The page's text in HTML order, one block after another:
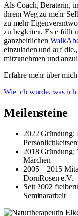
Als Coach, Beraterin,
ihrem Weg zu mehr
zu mehr
zu begleiten. Es erfüllt
ganzheitlichen
einzuladen und auf
mitzunehmen und
Erfahre mehr über
Wie ich wurde, was ich
Meilensteine
2022 Gründung:
2018 Gründung:
Märchen
2005 – 2015
DornRosen e.V.
Seit 2002
Seminararbeit